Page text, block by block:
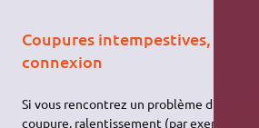
Coupures intempestives,
connexion
Si vous rencontrez un problème
coupure, ralentissement (par exemple